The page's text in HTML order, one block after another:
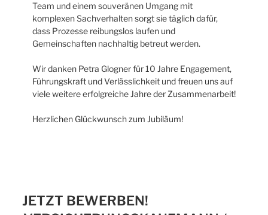
Team und einem souveränen Umgang mit
komplexen Sachverhalten sorgt sie täglich dafür,
dass Prozesse reibungslos laufen und
Gemeinschaften nachhaltig betreut werden.
Wir danken Petra Glogner für 10 Jahre Engagement,
Führungskraft und Verlässlichkeit und freuen uns auf
viele weitere erfolgreiche Jahre der Zusammenarbeit!
Herzlichen Glückwunsch zum Jubiläum!
JETZT BEWERBEN!